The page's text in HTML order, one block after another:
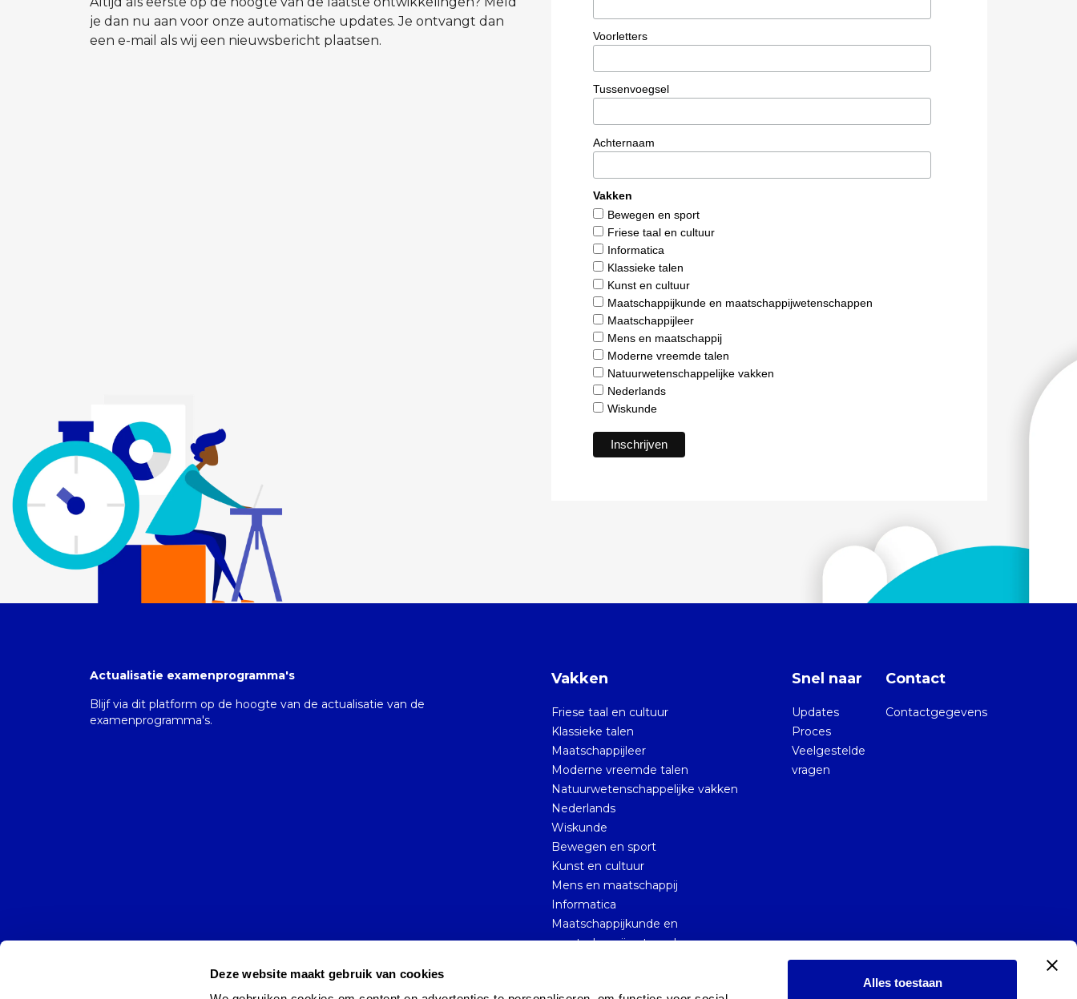
Deze website maakt gebruik van cookies
Alles toestaan
je dan nu aan voor onze automatische updates. Je ontvangt dan
een e-mail als wij een nieuwsbericht plaatsen.
Voorletters
Tussenvoegsel
Achternaam
Vakken
Bewegen en sport
Friese taal en cultuur
Informatica
Klassieke talen
Kunst en cultuur
Maatschappijkunde en maatschappijwetenschappen
Maatschappijleer
Mens en maatschappij
Moderne vreemde talen
Natuurwetenschappelijke vakken
Nederlands
Wiskunde
Actualisatie examenprogramma's
Blijf via dit platform op de hoogte van de actualisatie van de
examenprogramma's.
Vakken
Friese taal en cultuur
Klassieke talen
Maatschappijleer
Moderne vreemde talen
Natuurwetenschappelijke vakken
Nederlands
Wiskunde
Bewegen en sport
Kunst en cultuur
Mens en maatschappij
Informatica
Maatschappijkunde en
maatschappijwetenschappen
Snel naar
Updates
Proces
Veelgestelde
vragen
Contact
Contactgegevens